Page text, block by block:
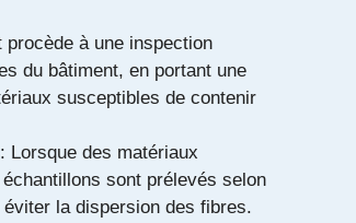
procède à une inspection
du bâtiment, en portant une
susceptibles de contenir
: Lorsque des matériaux
sont prélevés selon
la dispersion des fibres.